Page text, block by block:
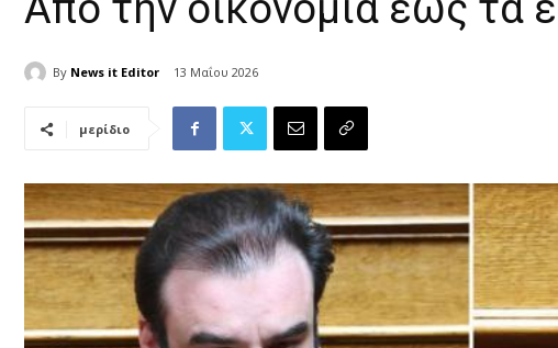
By News it Editor 13 Μαΐου 2026
μερίδιο